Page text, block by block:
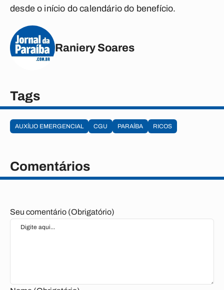
desde o início do calendário do benefício.
Raniery Soares
Tags
AUXÍLIO EMERGENCIAL CGU PARAÍBA RICOS
Comentários
Seu comentário (Obrigatório)